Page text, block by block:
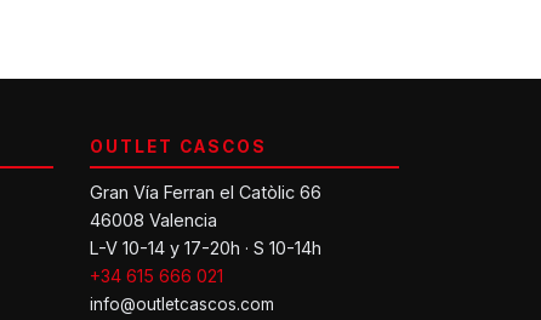
OUTLET CASCOS
Gran Vía Ferran el Catòlic 66
46008 Valencia
L-V 10-14 y 17-20h · S 10-14h
+34 615 666 021
info@outletcascos.com